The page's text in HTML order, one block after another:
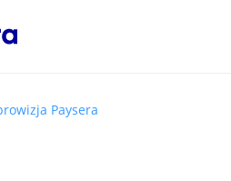
Paysera